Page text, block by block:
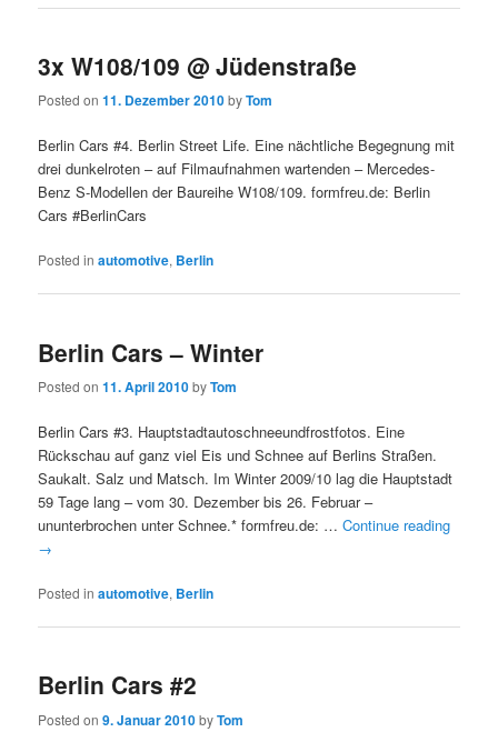
3x W108/109 @ Jüdenstraße
Posted on11. Dezember 2010byTom
Berlin Cars #4. Berlin Street Life. Eine nächtliche Begegnung mit
drei dunkelroten – auf Filmaufnahmen wartenden – Mercedes-
Benz S-Modellen der Baureihe W108/109. formfreu.de: Berlin
Cars #BerlinCars
Posted in automotive, Berlin
Berlin Cars – Winter
Posted on11. April 2010byTom
Berlin Cars #3. Hauptstadtautoschneeundfrostfotos. Eine
Rückschau auf ganz viel Eis und Schnee auf Berlins Straßen.
Saukalt. Salz und Matsch. Im Winter 2009/10 lag die Hauptstadt
59 Tage lang – vom 30. Dezember bis 26. Februar –
ununterbrochen unter Schnee.* formfreu.de: …Continue reading
→
Posted in automotive, Berlin
Berlin Cars #2
Posted on9. Januar 2010byTom